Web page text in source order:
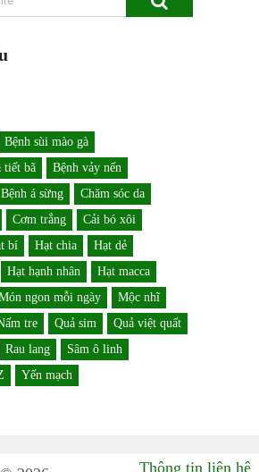
Bệnh sùi mào gà
tiết bã
Bệnh vảy nến
Bệnh á sừng
Chăm sóc da
Cơm trắng
Cải bó xôi
bí Hạt chia
Hạt dẻ
Hạt hạnh nhân
Hạt macca
ngon mỗi ngày
Mộc nhĩ
tre Quả sim
Quả việt quất
Rau lang
Sâm ô linh
Yến mạch
Thông tin liên hệ